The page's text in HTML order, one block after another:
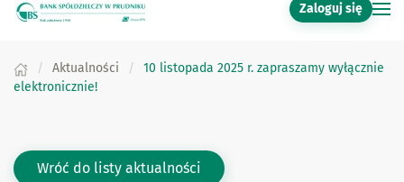
Zaloguj się
Aktualności
10 listopada 2025 r. zapraszamy wyłącznie
elektronicznie!
Wróć do listy aktualności